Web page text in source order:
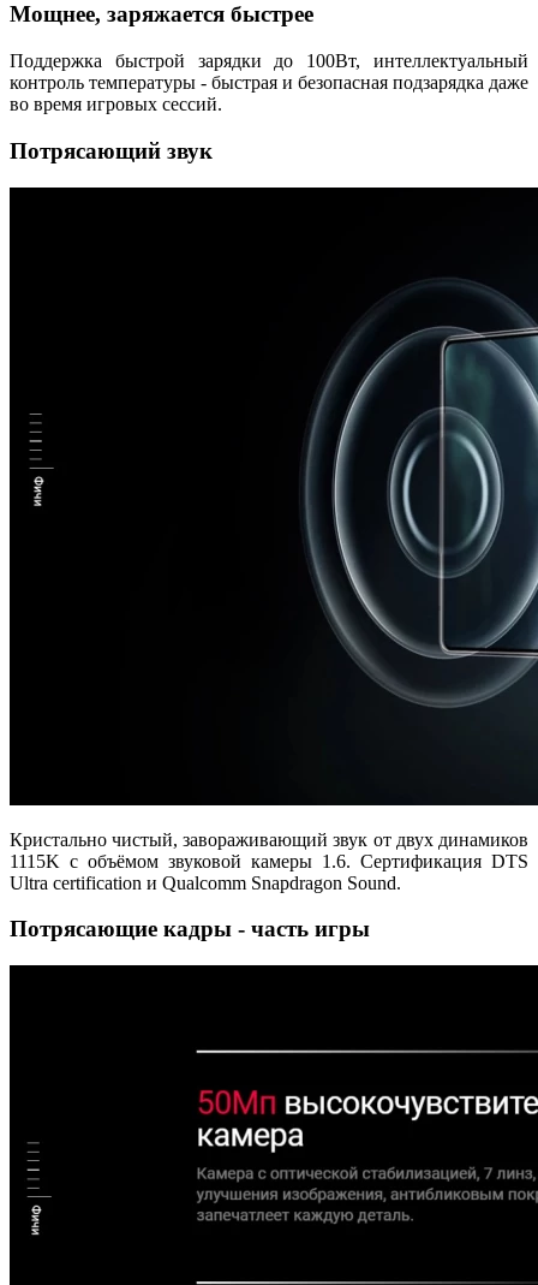
Мощнее, заряжается быстрее
Поддержка быстрой зарядки до 100Вт, интеллектуальный
контроль температуры - быстрая и безопасная подзарядка даже
во время игровых сессий.
Потрясающий звук
Кристально чистый, завораживающий звук от двух динамиков
1115K с объёмом звуковой камеры 1.6. Сертификация DTS
Ultra certification и Qualcomm Snapdragon Sound.
Потрясающие кадры - часть игры